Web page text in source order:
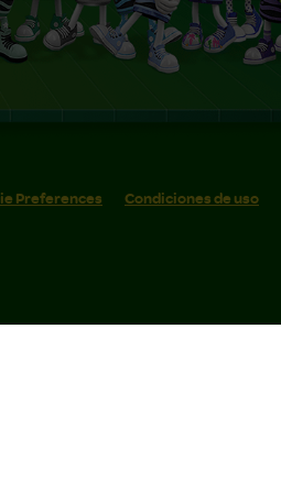
Preferences Condiciones de uso